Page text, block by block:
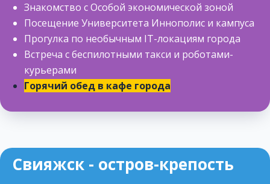
Знакомство с Особой экономической зоной
Посещение Университета Иннополис и кампуса
Прогулка по необычным IT-локациям города
Встреча с беспилотными такси и роботами-
курьерами
Горячий обед в кафе города
Свияжск - остров-крепость